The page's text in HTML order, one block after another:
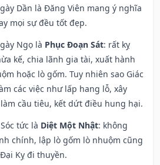
Dần là Đăng Viên mang ý nghĩa
mọi sự đều tốt đẹp.
Ngọ là Phục Đoạn Sát: rất kỵ
kế, chia lãnh gia tài, xuất hành
hoặc lò gốm. Tuy nhiên sao Giác
các việc như lấp hang lỗ, xây
cầu tiêu, kết dứt điều hung hại.
tức là Diệt Một Nhật: không
chính, lập lò gốm lò nhuộm cũng
Kỵ đi thuyền.